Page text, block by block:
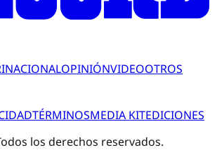
NACIONALOPINIÓNVIDEOOTROS
TÉRMINOSMEDIA KITEDICIONES
los derechos reservados.